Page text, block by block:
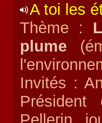
A toi les
Thème : L
plume
Invités :
Président